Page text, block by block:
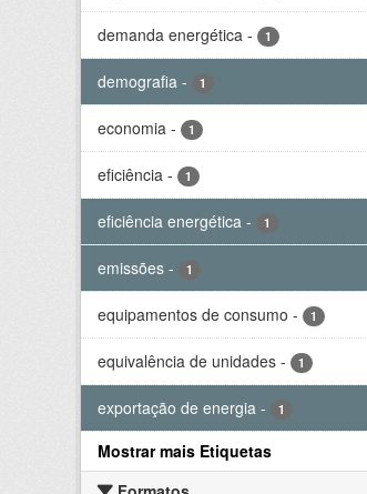
demanda energética - 1
demografia - 1
economia - 1
eficiência - 1
eficiência energética - 1
emissões - 1
equipamentos de consumo - 1
equivalência de unidades - 1
exportação de energia - 1
Mostrar mais Etiquetas